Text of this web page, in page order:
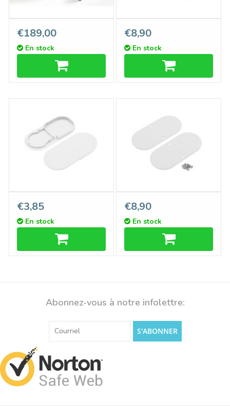
Couverture C9 ClickDessus
Noir - Rouleau de 20 mètres
€189,00
En stock
HALUX23 embouts
métalliques pour couvercle
plat C9, Jeu de deux pièces
€8,90
En stock
HALUX23 Embouts en ABS
pour couvercle rond D9, Jeu
de deux pièces
€3,85
En stock
HALUX23 embouts
métalliques pour couvercle
rond D9, Jeu de deux pièces
€8,90
En stock
Abonnez-vous à notre infolettre:
S'ABONNER